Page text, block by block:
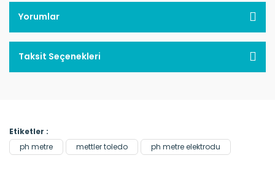
Yorumlar
Taksit Seçenekleri
Etiketler :
ph metre
mettler toledo ph metre elektrodu